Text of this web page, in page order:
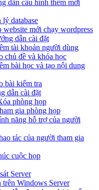
dẫn cấu hình thêm mới
database
website mới chạy wordpress
dẫn cài đặt
tài khoản người dùng
chủ đề và khóa học
bài học và tạo nội dung
bài kiểm tra
dẫn cài đặt
phòng họp
gia phòng họp
năng hỗ trợ của người
tác của người tham gia
cuộc họp
Server
trên Windows Server